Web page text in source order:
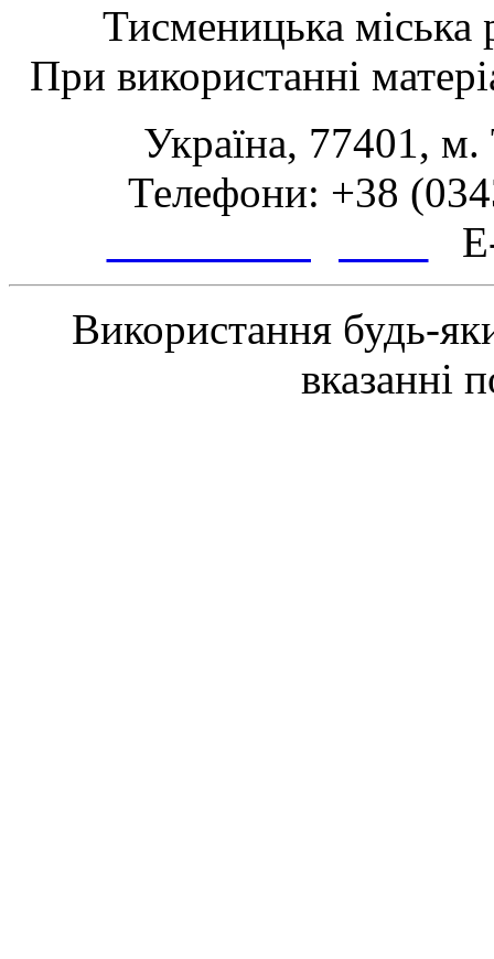
Тисменицька міська
При використанні
Україна, 77401,
Телефони: +38
Використання будь-
вказанні